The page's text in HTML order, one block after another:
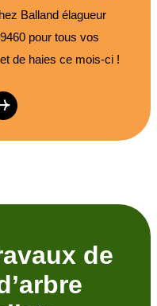
Balland élagueur
pour tous vos
de haies ce mois-ci !
de